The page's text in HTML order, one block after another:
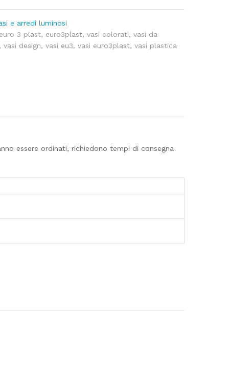
e arredi luminosi
euro 3 plast, euro3plast,vasi colorati,vasi da
,vasi design,vasi eu3,vasi euro3plast,vasi plastica
essere ordinati, richiedono tempi di consegna